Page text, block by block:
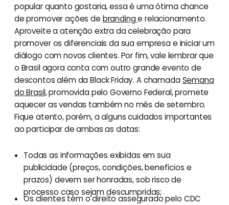
popular quanto gostaria, essa é uma ótima chance
de promover ações de brandinge relacionamento.
Aproveite a atenção extra da celebração para
promover os diferenciais da sua empresa e iniciar um
diálogo com novos clientes. Por fim, vale lembrar que
o Brasil agora conta com outro grande evento de
descontos além da Black Friday. A chamadaSemana
do Brasil, promovida pelo Governo Federal, promete
aquecer as vendas também no mês de setembro.
Fique atento, porém, a alguns cuidados importantes
ao participar de ambas as datas:
Todas as informações exibidas em sua
publicidade (preços, condições, benefícios e
prazos) devem ser honradas, sob risco de
processo caso sejam descumpridas;
Os clientes têm o direito assegurado pelo CDC